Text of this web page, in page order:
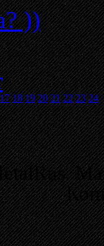
))
17 18 19 20 21 22 23 24